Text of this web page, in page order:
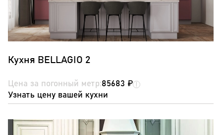
Кухня BELLAGIO 2
Цена за погонный метр:85683 ₽
Узнать цену вашей кухни